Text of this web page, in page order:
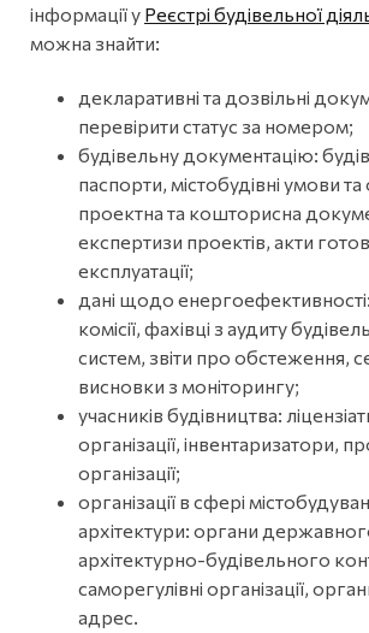
інформації у Реєстрі будівельної
можна знайти:
декларативні та дозвільні
перевірити статус за номером;
будівельну документацію:
паспорти, містобудівні умови
проектна та кошторисна
експертизи проектів, акти
експлуатації;
дані щодо енергоефективності:
комісії, фахівці з аудиту
систем, звіти про обстеження,
висновки з моніторингу;
учасників будівництва:
організації, інвентаризатори,
організації;
організації в сфері
архітектури: органи
архітектурно-будівельного
саморегулівні організації,
адрес.